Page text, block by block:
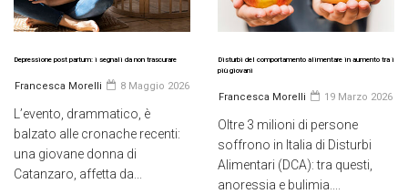
Depressione post partum: i segnali da non trascurare
Francesca Morelli 8 Maggio 2026
L’evento, drammatico, è
balzato alle cronache recenti:
una giovane donna di
Catanzaro, affetta da...
Disturbi del comportamento alimentare in aumento tra i
più giovani
Francesca Morelli 19 Marzo 2026
Oltre 3 milioni di persone
soffrono in Italia di Disturbi
Alimentari (DCA): tra questi,
anoressia e bulimia....